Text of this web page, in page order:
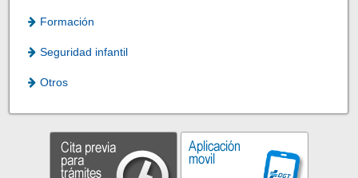
Formación
Seguridad infantil
Otros